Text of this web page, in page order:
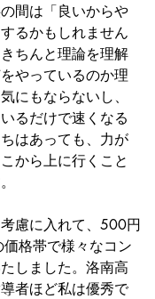
間は「良いからや
るかもしれません
ちんと理論を理解
やっているのか理
にもならないし、
るだけで速くなる
はあっても、力が
から上に行くこと
慮に入れて、500円
格帯で様々なコン
しました。洛南高
者ほど私は優秀で